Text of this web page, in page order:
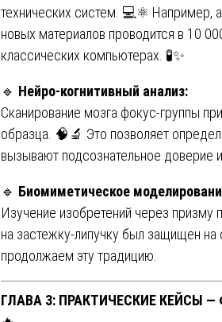
технических систем. 💻⚛️ Например,
новых материалов проводится в 10
классических компьютерах. 🧪✨
🔹 Нейро-когнитивный анализ:
Сканирование мозга фокус-группы
образца. 🧠🔬 Это позволяет
вызывают подсознательное доверие
🔹 Биомиметическое
Изучение изобретений через
на застежку-липучку был защищен
продолжаем эту традицию.
ГЛАВА 3: ПРАКТИЧЕСКИЕ КЕЙСЫ